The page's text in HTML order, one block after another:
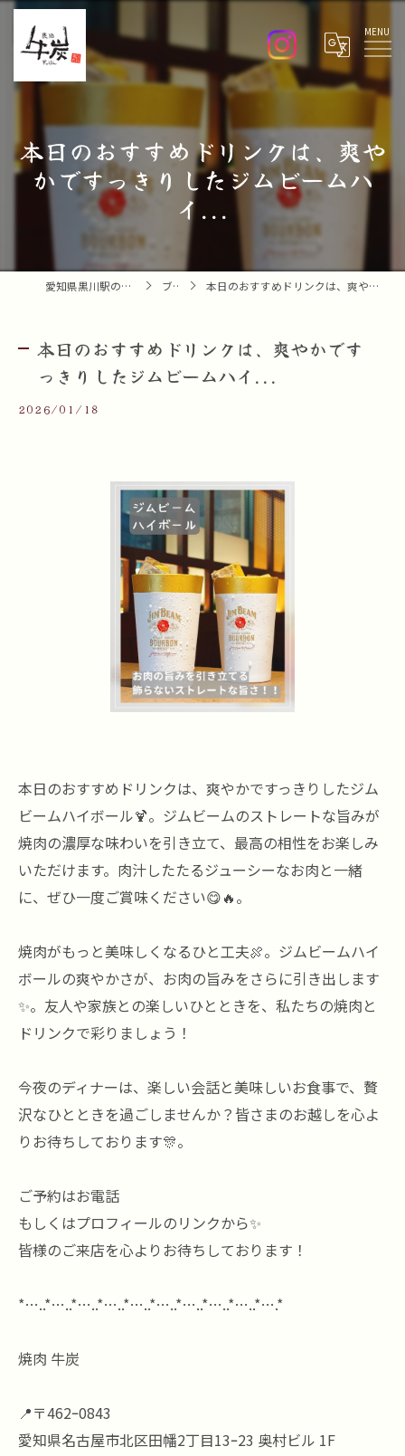
Menu
本日のおすすめドリンクは、爽や
かですっきりしたジムビームハ
イ...
愛知県黒川駅の焼肉なら焼肉 牛炭 ブログ 本日のおすすめドリンクは、爽やかですっきりしたジムビームハイ...
本日のおすすめドリンクは、爽やかです
っきりしたジムビームハイ...
2026/01/18
本日のおすすめドリンクは、爽やかですっきりしたジム
ビームハイボール🍹。ジムビームのストレートな旨みが
焼肉の濃厚な味わいを引き立て、最高の相性をお楽しみ
いただけます。肉汁したたるジューシーなお肉と一緒
に、ぜひ一度ご賞味ください😋🔥。
焼肉がもっと美味しくなるひと工夫🍖。ジムビームハイ
ボールの爽やかさが、お肉の旨みをさらに引き出します
✨。友人や家族との楽しいひとときを、私たちの焼肉と
ドリンクで彩りましょう！
今夜のディナーは、楽しい会話と美味しいお食事で、贅
沢なひとときを過ごしませんか？皆さまのお越しを心よ
りお待ちしております🎊。
ご予約はお電話
もしくはプロフィールのリンクから✨
皆様のご来店を心よりお待ちしております！
*…..*…..*…..*…..*…..*…..*…..*…..*…..*….*
焼肉 牛炭
📍〒462ｰ0843
愛知県名古屋市北区田幡2丁目13ｰ23 奥村ビル 1F